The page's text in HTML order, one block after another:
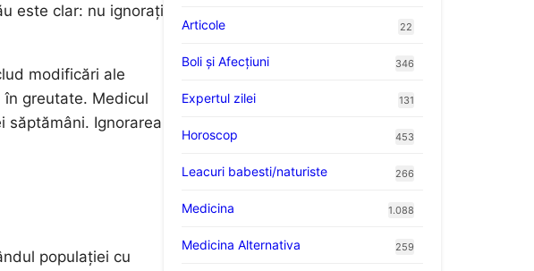
este clar: nu ignorați
modificări ale
greutate. Medicul
săptămâni. Ignorarea
populației cu
Articole 22
Boli și Afecțiuni 346
Expertul zilei 131
Horoscop 453
Leacuri babesti/naturiste 266
Medicina 1.088
Medicina Alternativa 259